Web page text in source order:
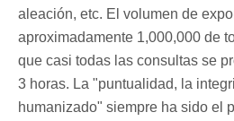
aleación, etc. El volumen de
aproximadamente 1,000,000 de
que casi todas las consultas se
3 horas. La "puntualidad, la
humanizado" siempre ha sido el